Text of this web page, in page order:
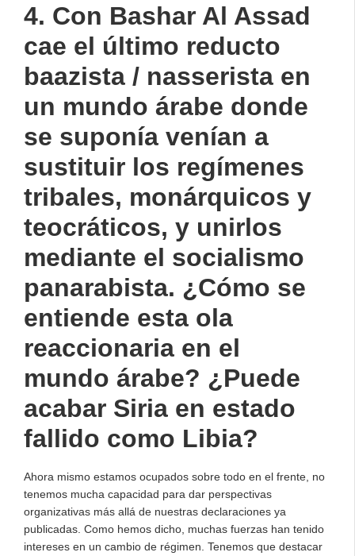
4. Con Bashar Al Assad
cae el último reducto
baazista / nasserista en
un mundo árabe donde
se suponía venían a
sustituir los regímenes
tribales, monárquicos y
teocráticos, y unirlos
mediante el socialismo
panarabista. ¿Cómo se
entiende esta ola
reaccionaria en el
mundo árabe? ¿Puede
acabar Siria en estado
fallido como Libia?
Ahora mismo estamos ocupados sobre todo en el frente, no
tenemos mucha capacidad para dar perspectivas
organizativas más allá de nuestras declaraciones ya
publicadas. Como hemos dicho, muchas fuerzas han tenido
intereses en un cambio de régimen. Tenemos que destacar